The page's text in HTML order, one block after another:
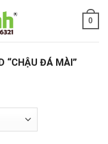
0
“CHẬU ĐÁ MÀI”